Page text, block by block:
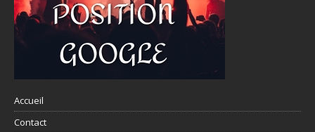
Accueil
Contact